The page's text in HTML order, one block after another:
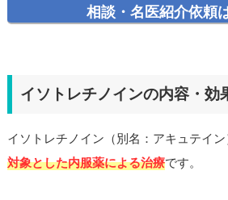
相談・名医紹介依頼
イソトレチノインの内容・効
イソトレチノイン（別名：アキュテイン
対象とした内服薬による治療です。